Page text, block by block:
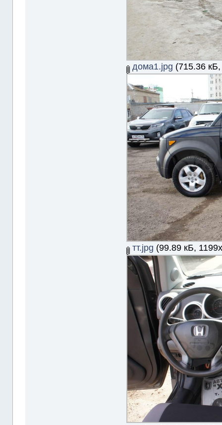
дома1.jpg (715.36
тт.jpg (99.89 кБ,